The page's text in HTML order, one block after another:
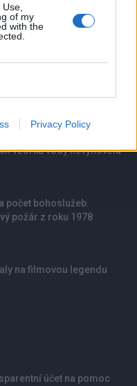
of my
with the
Privacy Policy
vzorků vody nevyhověla
počet bohoslužeb.
požár z roku 1978
na filmovou legendu
účet na pomoc